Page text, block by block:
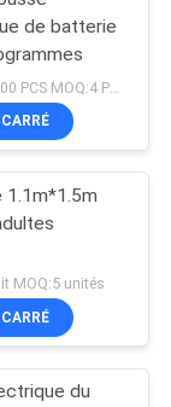
de batterie
1.1m*1.5m
MOQ:5 unités
du